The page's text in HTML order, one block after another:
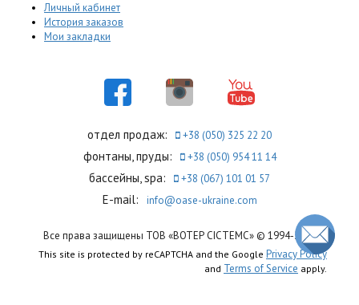
Личный кабинет
История заказов
Мои закладки
отдел продаж: +38 (050) 325 22 20
фонтаны, пруды: +38 (050) 954 11 14
бассейны, spa: +38 (067) 101 01 57
E-mail: info@oase-ukraine.com
Все права защищены ТОВ «ВОТЕР СІСТЕМС» © 1994-2026
This site is protected by reCAPTCHA and the Google Privacy Policy
and Terms of Service apply.